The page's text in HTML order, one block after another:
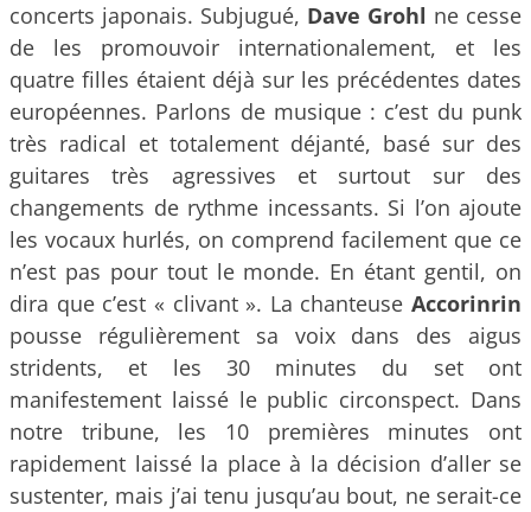
concerts japonais. Subjugué, Dave Grohl ne cesse
de les promouvoir internationalement, et les
quatre filles étaient déjà sur les précédentes dates
européennes. Parlons de musique : c’est du punk
très radical et totalement déjanté, basé sur des
guitares très agressives et surtout sur des
changements de rythme incessants. Si l’on ajoute
les vocaux hurlés, on comprend facilement que ce
n’est pas pour tout le monde. En étant gentil, on
dira que c’est « clivant ». La chanteuse Accorinrin
pousse régulièrement sa voix dans des aigus
stridents, et les 30 minutes du set ont
manifestement laissé le public circonspect. Dans
notre tribune, les 10 premières minutes ont
rapidement laissé la place à la décision d’aller se
sustenter, mais j’ai tenu jusqu’au bout, ne serait-ce